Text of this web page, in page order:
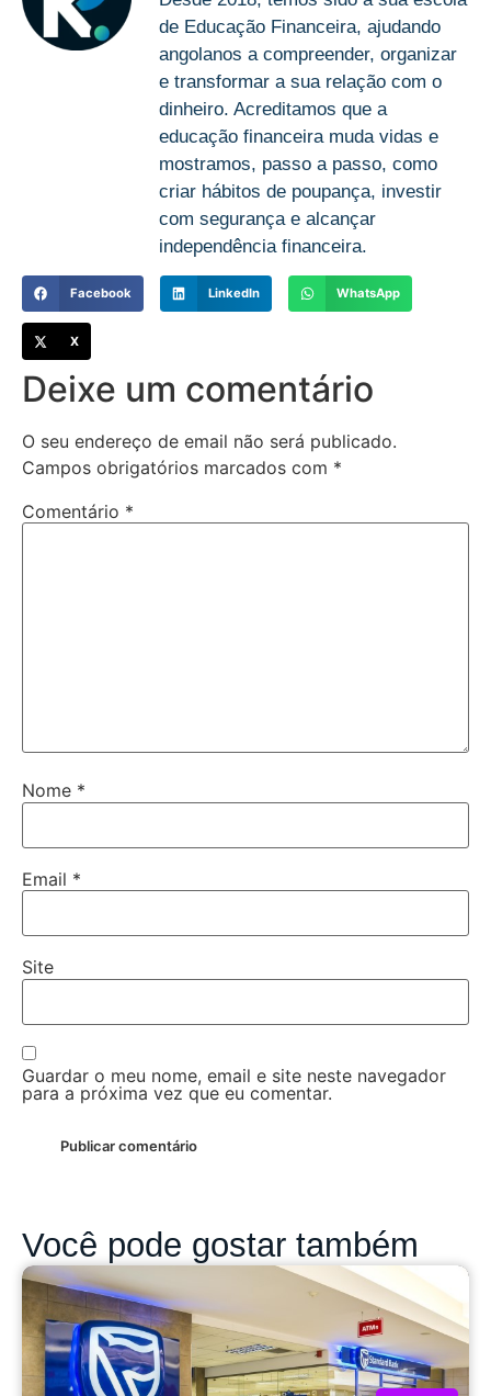
de Educação Financeira, ajudando
angolanos a compreender, organizar
e transformar a sua relação com o
dinheiro. Acreditamos que a
educação financeira muda vidas e
mostramos, passo a passo, como
criar hábitos de poupança, investir
com segurança e alcançar
independência financeira.
Facebook LinkedIn WhatsApp
X
Deixe um comentário
O seu endereço de email não será publicado.
Campos obrigatórios marcados com *
Comentário *
Nome *
Email *
Site
Guardar o meu nome, email e site neste navegador
para a próxima vez que eu comentar.
Você pode gostar também